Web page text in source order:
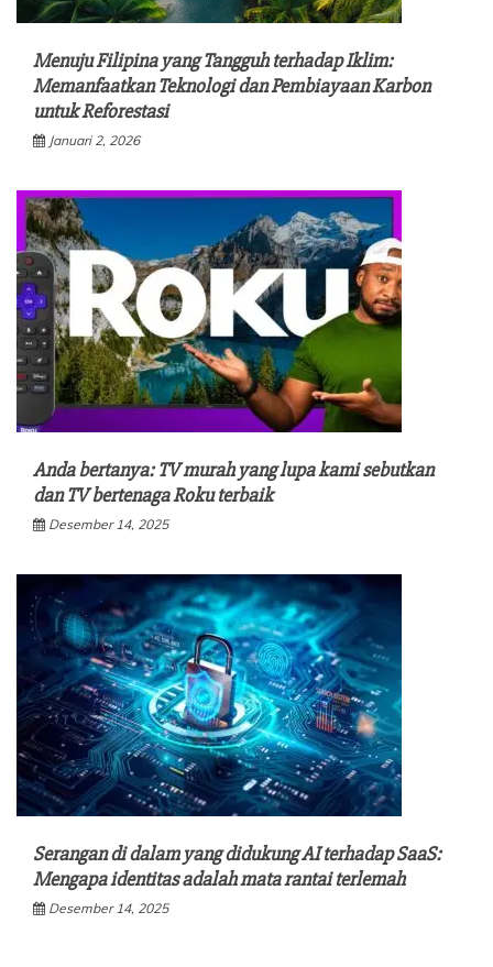
Menuju Filipina yang Tangguh terhadap Iklim:
Memanfaatkan Teknologi dan Pembiayaan Karbon
untuk Reforestasi
Januari 2, 2026
Anda bertanya: TV murah yang lupa kami sebutkan
dan TV bertenaga Roku terbaik
Desember 14, 2025
Serangan di dalam yang didukung AI terhadap SaaS:
Mengapa identitas adalah mata rantai terlemah
Desember 14, 2025